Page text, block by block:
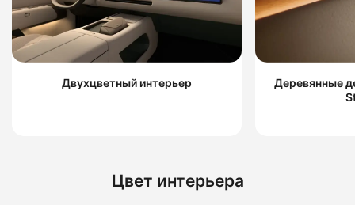
Двухцветный интерьер
Деревянные
Цвет интерьера